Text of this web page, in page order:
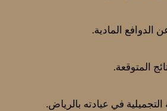
الدوافع المادية.
المتوقعة.
في عيادته بالرياض.